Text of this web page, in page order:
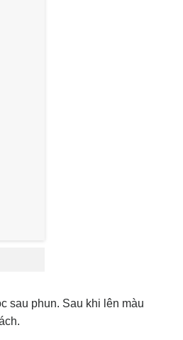
sau phun. Sau khi lên màu